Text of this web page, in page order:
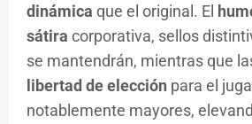
dinámica que el original. El
sátira corporativa, sellos
se mantendrán, mientras que
libertad de elección para el
notablemente mayores,